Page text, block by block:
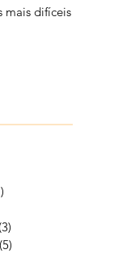
mais difíceis
(5)